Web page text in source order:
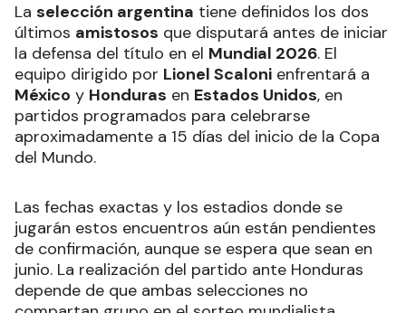
La selección argentina tiene definidos los dos
últimos amistosos que disputará antes de iniciar
la defensa del título en el Mundial 2026. El
equipo dirigido por Lionel Scaloni enfrentará a
México y Honduras en Estados Unidos, en
partidos programados para celebrarse
aproximadamente a 15 días del inicio de la Copa
del Mundo.
Las fechas exactas y los estadios donde se
jugarán estos encuentros aún están pendientes
de confirmación, aunque se espera que sean en
junio. La realización del partido ante Honduras
depende de que ambas selecciones no